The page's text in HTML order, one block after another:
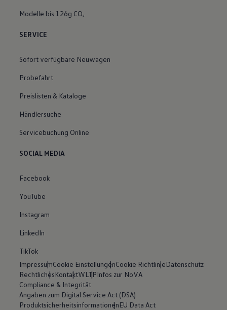
Modelle bis 126g CO₂
SERVICE
Sofort verfügbare Neuwagen
Probefahrt
Preislisten & Kataloge
Händlersuche
Servicebuchung Online
SOCIAL MEDIA
Facebook
YouTube
Instagram
LinkedIn
TikTok
ImpressumCookie EinstellungenCookie RichtlinieDatenschutz
RechtlichesKontaktWLTPInfos zur NoVA
Compliance & Integrität
Angaben zum Digital Service Act (DSA)
ProduktsicherheitsinformationenEU Data Act